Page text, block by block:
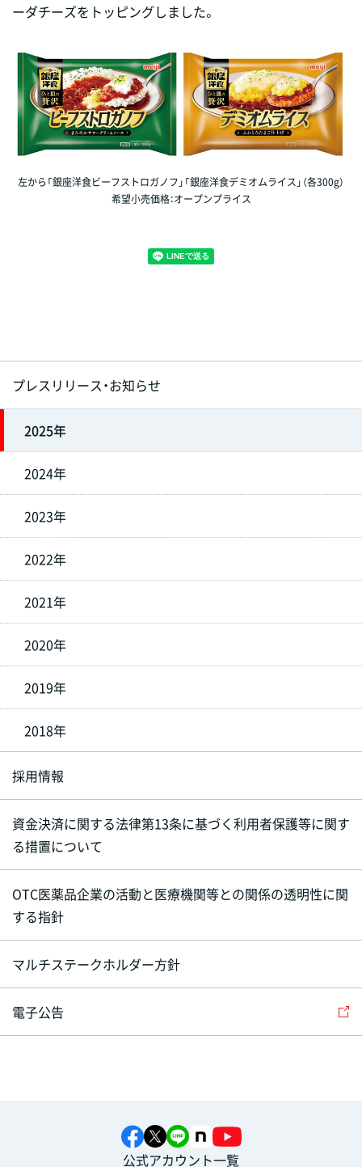
ーダチーズをトッピングしました。
左から「銀座洋食ビーフストロガノフ」「銀座洋食デミオムライス」（各300g）
希望小売価格：オープンプライス
プレスリリース・お知らせ
2025年
2024年
2023年
2022年
2021年
2020年
2019年
2018年
採用情報
資金決済に関する法律第13条に基づく利用者保護等に関す
る措置について
OTC医薬品企業の活動と医療機関等との関係の透明性に関
する指針
マルチステークホルダー方針
電子公告
公式アカウント一覧